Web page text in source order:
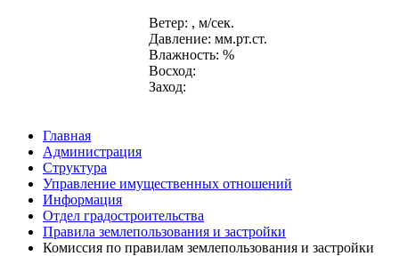
Ветер: , м/сек.
Давление: мм.рт.ст.
Влажность: %
Восход:
Заход:
Главная
Администрация
Структура
Управление имущественных отношений
Информация
Отдел градостроительства
Правила землепользования и застройки
Комиссия по правилам землепользования и застройки